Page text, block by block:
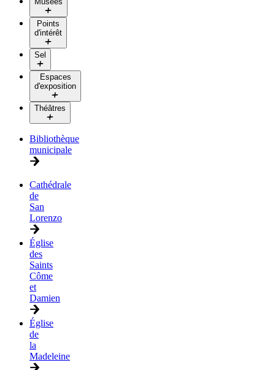
Points
d'intérêt
Sel
Espaces
d'exposition
Théâtres
Bibliothèque
municipale
Cathédrale
de
San
Lorenzo
Église
des
Saints
Côme
et
Damien
Église
de
la
Madeleine